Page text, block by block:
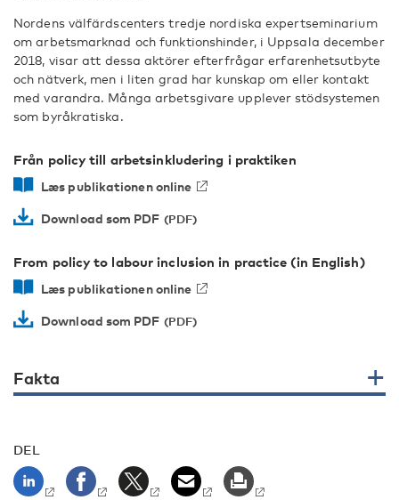
Nordens välfärdscenters tredje nordiska expertseminarium
om arbetsmarknad och funktionshinder, i Uppsala december
2018, visar att dessa aktörer efterfrågar erfarenhetsutbyte
och nätverk, men i liten grad har kunskap om eller kontakt
med varandra. Många arbetsgivare upplever stödsystemen
som byråkratiska.
Från policy till arbetsinkludering i praktiken
Læs publikationen online
Download som PDF
From policy to labour inclusion in practice (in English)
Læs publikationen online
Download som PDF
Fakta
DEL